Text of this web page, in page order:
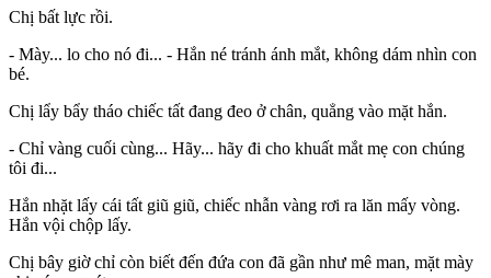
Chị bất lực rồi.
- Mày... lo cho nó đi... - Hắn né tránh ánh mắt, không dám nhìn con
bé.
Chị lẩy bẩy tháo chiếc tất đang đeo ở chân, quẳng vào mặt hắn.
- Chỉ vàng cuối cùng... Hãy... hãy đi cho khuất mắt mẹ con chúng
tôi đi...
Hắn nhặt lấy cái tất giũ giũ, chiếc nhẫn vàng rơi ra lăn mấy vòng.
Hắn vội chộp lấy.
Chị bây giờ chỉ còn biết đến đứa con đã gần như mê man, mặt mày